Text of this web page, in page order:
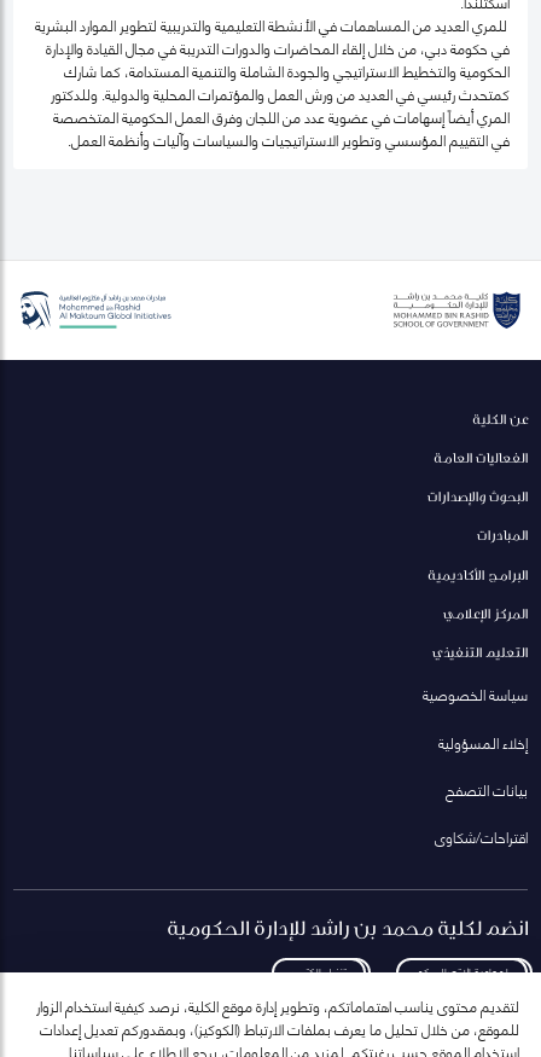
للمري العديد من المساهمات في الأنشطة التعليمية والتدريبية لتطوير الموارد البشرية
في حكومة دبي، من خلال إلقاء المحاضرات والدورات التدريبة في مجال القيادة والإدارة
الحكومية والتخطيط الاستراتيجي والجودة الشاملة والتنمية المستدامة، كما شارك
كمتحدث رئيسي في العديد من ورش العمل والمؤتمرات المحلية والدولية. وللدكتور
المري أيضاً إسهامات في عضوية عدد من اللجان وفرق العمل الحكومية المتخصصة
في التقييم المؤسسي وتطوير الاستراتيجيات والسياسات وآليات وأنظمة العمل.
عن الكلية
الفعاليات العامة
البحوث والإصدارات
المبادرات
البرامج الأكاديمية
المركز الإعلامي
التعليم التنفيذي
سياسة الخصوصية
إخلاء المسؤولية
بيانات التصفح
اقتراحات/شكاوى
انضم لكلية محمد بن راشد للإدارة الحكومية
لمعاودة الاتصال بكم تنزيل الكتيب
لتقديم محتوى يناسب اهتماماتكم، وتطوير إدارة موقع الكلية، نرصد كيفية استخدام الزوار
للموقع، من خلال تحليل ما يعرف بملفات الارتباط (الكوكيز)، وبمقدوركم تعديل إعدادات